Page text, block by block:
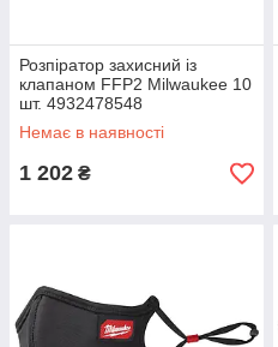
Розпіратор захисний із
клапаном FFP2 Milwaukee 10
шт. 4932478548
Немає в наявності
1 202 ₴